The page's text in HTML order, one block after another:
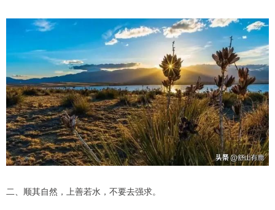
二、顺其自然，上善若水，不要去强求。